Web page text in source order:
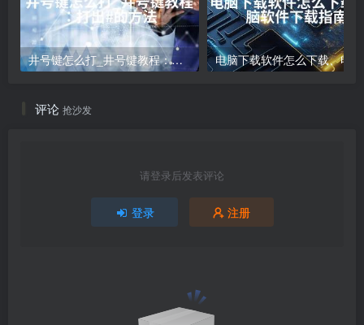
井号键怎么打_井号键教程：打出#的方法
评论 抢沙发
请登录后发表评论
登录 注册